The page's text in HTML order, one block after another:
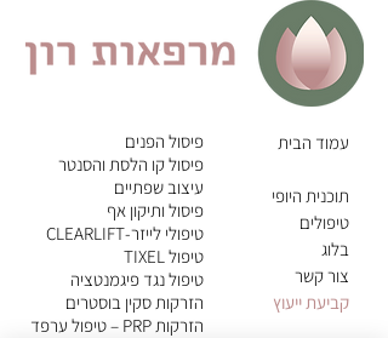
פיסול הפנים
פיסול קו הלסת והסנטר
עיצוב שפתיים
פיסול ותיקון אף
טיפולי לייזר-CLEARLIFT
טיפול TIXEL
טיפול נגד פיגמנטציה
הזרקות סקין בוסטרים
הזרקות PRP – טיפול ערפד
עמוד הבית
תוכנית היופי
טיפולים
בלוג
צור קשר
קביעת ייעוץ